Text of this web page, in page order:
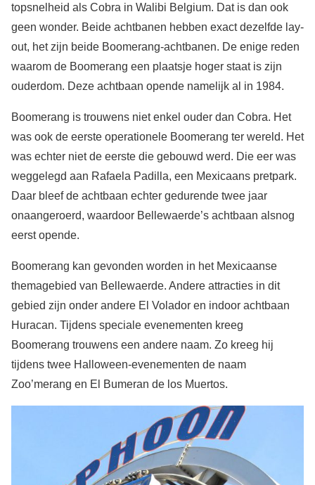
topsnelheid als Cobra in Walibi Belgium. Dat is dan ook
geen wonder. Beide achtbanen hebben exact dezelfde lay-
out, het zijn beide Boomerang-achtbanen. De enige reden
waarom de Boomerang een plaatsje hoger staat is zijn
ouderdom. Deze achtbaan opende namelijk al in 1984.
Boomerang is trouwens niet enkel ouder dan Cobra. Het
was ook de eerste operationele Boomerang ter wereld. Het
was echter niet de eerste die gebouwd werd. Die eer was
weggelegd aan Rafaela Padilla, een Mexicaans pretpark.
Daar bleef de achtbaan echter gedurende twee jaar
onaangeroerd, waardoor Bellewaerde’s achtbaan alsnog
eerst opende.
Boomerang kan gevonden worden in het Mexicaanse
themagebied van Bellewaerde. Andere attracties in dit
gebied zijn onder andere El Volador en indoor achtbaan
Huracan. Tijdens speciale evenementen kreeg
Boomerang trouwens een andere naam. Zo kreeg hij
tijdens twee Halloween-evenementen de naam
Zoo’merang en El Bumeran de los Muertos.